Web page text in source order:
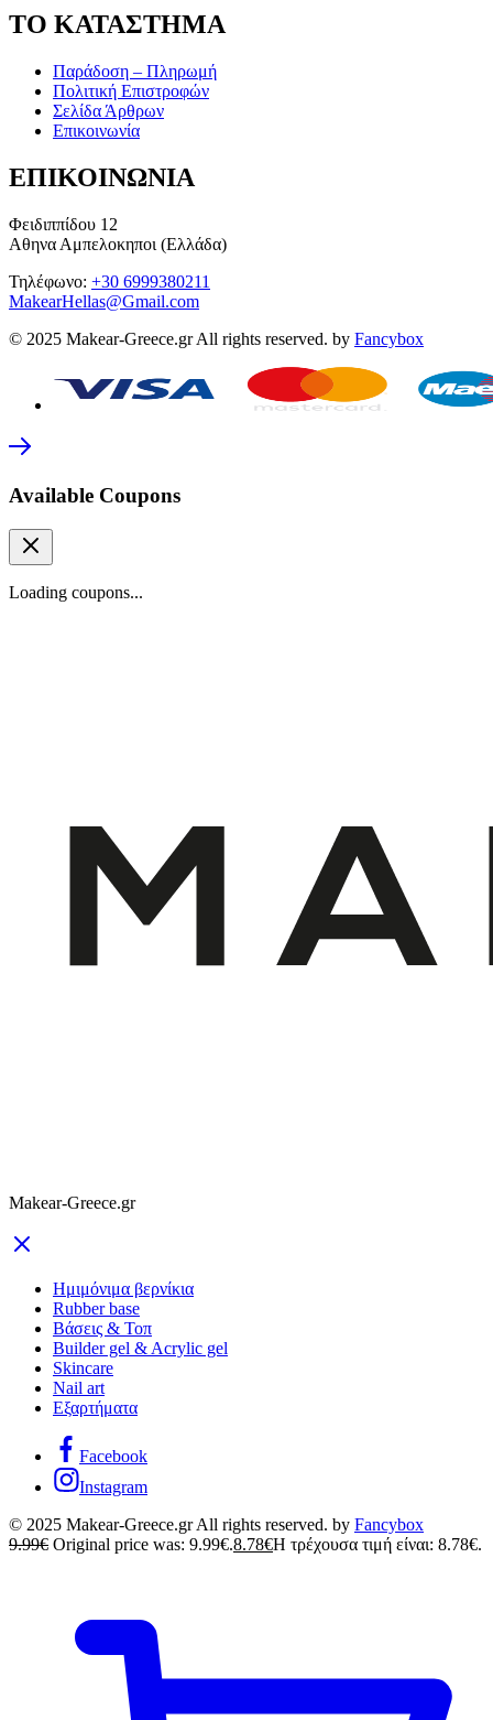
ΤΟ ΚΑΤΑΣΤΗΜΑ
Παράδοση – Πληρωμή
Πολιτική Επιστροφών
Σελίδα Άρθρων
Επικοινωνία
ΕΠΙΚΟΙΝΩΝΙΑ
Φειδιππίδου 12
Αθηνα Αμπελοκηποι (Ελλάδα)
Τηλέφωνο: +30 6999380211
MakearHellas@Gmail.com
© 2025 Makear-Greece.gr All rights reserved. by Fancybox
Available Coupons
Loading coupons...
Makear-Greece.gr
Ημιμόνιμα βερνίκια
Rubber base
Βάσεις & Τοπ
Builder gel & Acrylic gel
Skincare
Nail art
Εξαρτήματα
Facebook
Instagram
© 2025 Makear-Greece.gr All rights reserved. by Fancybox
9.99€ Original price was: 9.99€.8.78€Η τρέχουσα τιμή είναι: 8.78€.